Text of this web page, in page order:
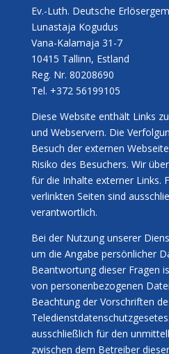
Ev.-Luth. Deutsche
Lunastaja Kogudus
Vana-Kalamaja 31-7
10415 Tallinn, Estland
Reg. Nr. 80208690
Tel. +372 56199105
Diese Website enthält Links
und Webservern. Die
Besuch der externen
Risiko des Besuchers. Wir
für die Inhalte externer Links.
verlinkten Seiten sind
verantwortlich.
Bei der Nutzung unserer
um die Angabe persönlicher
Beantwortung dieser Fragen
von personenbezogenen
Beachtung der Vorschriften
ausschließlich für den
zwischen dem Betreiber